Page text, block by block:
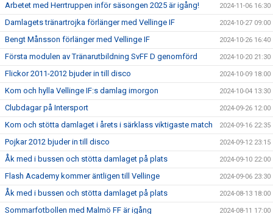
Arbetet med Herrtruppen inför säsongen 2025 är igång! 2024-11-06 16:30
Damlagets tränartrojka förlänger med Vellinge IF 2024-10-27 09:00
Bengt Månsson förlänger med Vellinge IF 2024-10-26 16:40
Första modulen av Tränarutbildning SvFF D genomförd 2024-10-20 21:30
Flickor 2011-2012 bjuder in till disco 2024-10-09 18:00
Kom och hylla Vellinge IF:s damlag imorgon 2024-10-04 13:30
Clubdagar på Intersport 2024-09-26 12:00
Kom och stötta damlaget i årets i särklass viktigaste match 2024-09-16 22:35
Pojkar 2012 bjuder in till disco 2024-09-12 23:15
Åk med i bussen och stötta damlaget på plats 2024-09-10 22:00
Flash Academy kommer äntligen till Vellinge 2024-09-06 23:30
Åk med i bussen och stötta damlaget på plats 2024-08-13 18:00
Sommarfotbollen med Malmö FF är igång 2024-08-11 17:00